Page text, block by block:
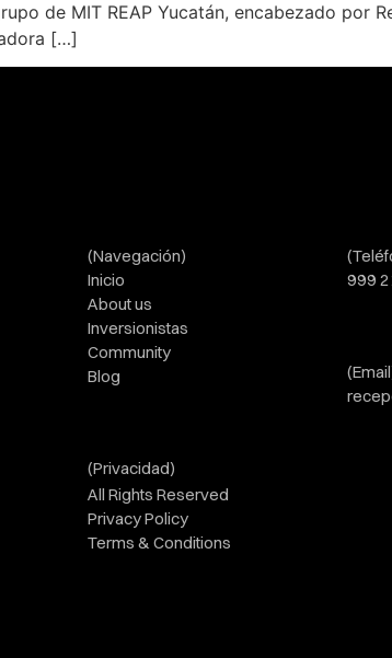
de MIT REAP Yucatán, encabezado por
[…]
(Navegación)
Inicio
About us
Inversionistas
Community
Blog
(Privacidad)
All Rights Reserved
Privacy Policy
Terms & Conditions
999